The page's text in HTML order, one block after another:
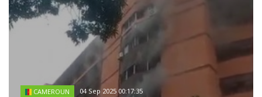
CAMEROUN 04 Sep 2025 00:17:35